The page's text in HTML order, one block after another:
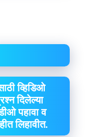
व्हिडिओ
दिलेल्या
पहावा व
लिहावीत.